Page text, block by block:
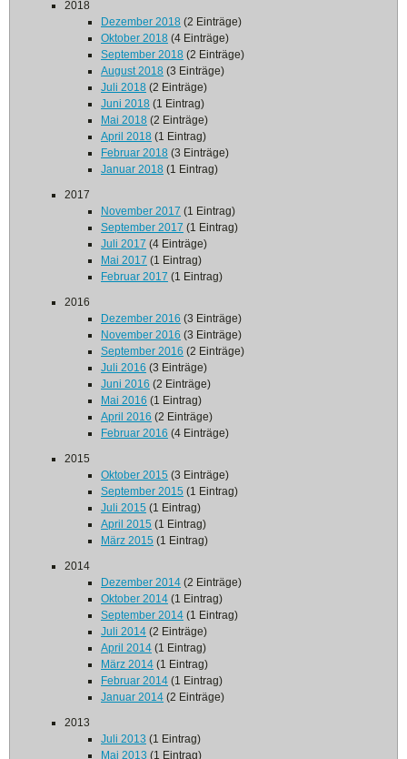
2018
Dezember 2018 (2 Einträge)
Oktober 2018 (4 Einträge)
September 2018 (2 Einträge)
August 2018 (3 Einträge)
Juli 2018 (2 Einträge)
Juni 2018 (1 Eintrag)
Mai 2018 (2 Einträge)
April 2018 (1 Eintrag)
Februar 2018 (3 Einträge)
Januar 2018 (1 Eintrag)
2017
November 2017 (1 Eintrag)
September 2017 (1 Eintrag)
Juli 2017 (4 Einträge)
Mai 2017 (1 Eintrag)
Februar 2017 (1 Eintrag)
2016
Dezember 2016 (3 Einträge)
November 2016 (3 Einträge)
September 2016 (2 Einträge)
Juli 2016 (3 Einträge)
Juni 2016 (2 Einträge)
Mai 2016 (1 Eintrag)
April 2016 (2 Einträge)
Februar 2016 (4 Einträge)
2015
Oktober 2015 (3 Einträge)
September 2015 (1 Eintrag)
Juli 2015 (1 Eintrag)
April 2015 (1 Eintrag)
März 2015 (1 Eintrag)
2014
Dezember 2014 (2 Einträge)
Oktober 2014 (1 Eintrag)
September 2014 (1 Eintrag)
Juli 2014 (2 Einträge)
April 2014 (1 Eintrag)
März 2014 (1 Eintrag)
Februar 2014 (1 Eintrag)
Januar 2014 (2 Einträge)
2013
Juli 2013 (1 Eintrag)
Mai 2013 (1 Eintrag)